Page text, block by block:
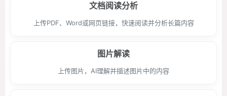
文档阅读分析
上传PDF、Word或网页链接，快速阅读并分析长篇内容
图片解读
上传图片，AI理解并描述图片中的内容